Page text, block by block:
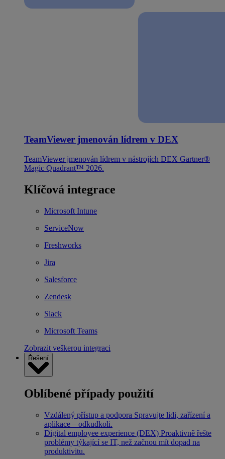
TeamViewer jmenován lídrem v DEX
TeamViewer jmenován lídrem v nástrojích DEX Gartner®
Magic Quadrant™ 2026.
Klíčová integrace
Microsoft Intune
ServiceNow
Freshworks
Jira
Salesforce
Zendesk
Slack
Microsoft Teams
Zobrazit veškerou integraci
Řešení
Oblíbené případy použití
Vzdálený přístup a podpora Spravujte lidi, zařízení a
aplikace – odkudkoli.
Digital employee experience (DEX) Proaktivně řešte
problémy týkající se IT, než začnou mít dopad na
produktivitu.